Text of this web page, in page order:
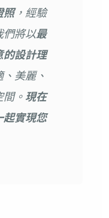
照，經驗
們將以最
的設計理
美麗、
。現在
起實現您